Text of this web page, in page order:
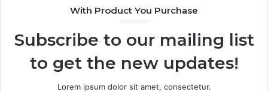
With Product You Purchase
Subscribe to our mailing list
to get the new updates!
Lorem ipsum dolor sit amet, consectetur.